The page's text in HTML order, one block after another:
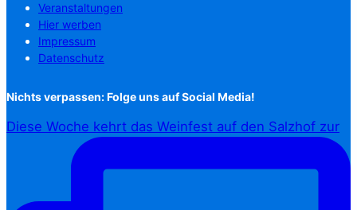
Veranstaltungen
Hier werben
Impressum
Datenschutz
Nichts verpassen: Folge uns auf Social Media!
Diese Woche kehrt das Weinfest auf den Salzhof zur